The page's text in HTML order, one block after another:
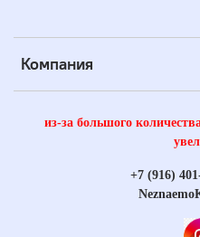
Компания
из-за большого
+7 (916)